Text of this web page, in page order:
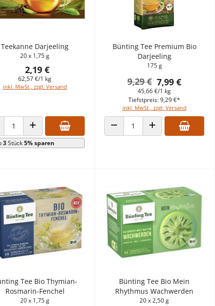
Teekanne Darjeeling
20 x 1,75 g
2,19 €
62,57 €/1 kg
inkl. MwSt., zzgl. Versand
VERRINGERN
ANZAHL ERHÖHEN
3Stück5% sparen
Bünting Tee Premium Bio
Darjeeling
175 g
7,99 €
9,29 €
45,66 €/1 kg
inkl. MwSt., zzgl. Versand
Tiefstpreis: 9,29 €*
ANZAHL VERRINGERNANZAHL ERHÖHEN
Tee Bio Thymian-
Rosmarin-Fenchel
20 x 1,75 g
Bünting Tee Bio Mein
Rhythmus Wachwerden
20 x 2,50 g